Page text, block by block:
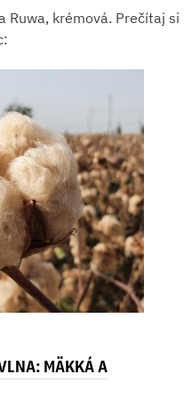
Ruwa, krémová. Prečítaj si
MÄKKÁ A